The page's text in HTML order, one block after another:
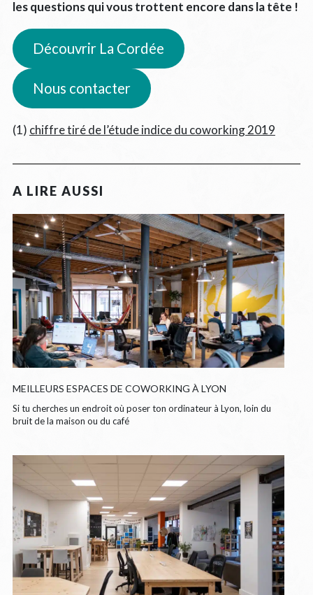
les questions qui vous trottent encore dans la tête !
Découvrir La Cordée
Nous contacter
(1) chiffre tiré de l’étude indice du coworking 2019
MEILLEURS ESPACES DE COWORKING À LYON
Si tu cherches un endroit où poser ton ordinateur à Lyon, loin du
bruit de la maison ou du café